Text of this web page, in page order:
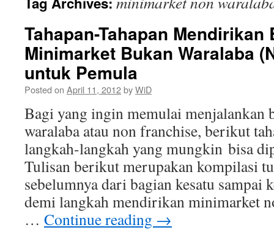
Tahapan-Tahapan Mendirikan
Minimarket Bukan Waralaba
untuk Pemula
Posted on April 11, 2012byWiD
Bagi yang ingin memulai menjalankan
waralaba atau non franchise, berikut
langkah-langkah yang mungkin bisa
Tulisan berikut merupakan kompilasi
sebelumnya dari bagian kesatu sampai
demi langkah mendirikan minimarket
… Continue reading →